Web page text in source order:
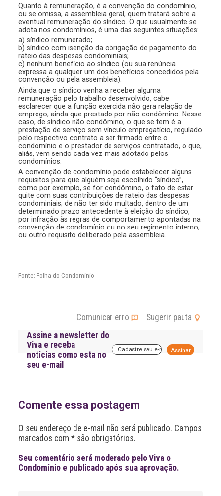
Quanto à remuneração, é a convenção do condomínio,
ou se omissa, a assembleia geral, quem tratará sobre a
eventual remuneração do síndico. O que usualmente se
adota nos condomínios, é uma das seguintes situações:
a) síndico remunerado;
b) síndico com isenção da obrigação de pagamento do
rateio das despesas condominiais;
c) nenhum benefício ao síndico (ou sua renúncia
expressa a qualquer um dos benefícios concedidos pela
convenção ou pela assembleia).
Ainda que o síndico venha a receber alguma
remuneração pelo trabalho desenvolvido, cabe
esclarecer que a função exercida não gera relação de
emprego, ainda que prestado por não condômino. Nesse
caso, de síndico não condômino, o que se tem é a
prestação de serviço sem vínculo empregatício, regulado
pelo respectivo contrato a ser firmado entre o
condomínio e o prestador de serviços contratado, o que,
aliás, vem sendo cada vez mais adotado pelos
condomínios.
A convenção de condomínio pode estabelecer alguns
requisitos para que alguém seja escolhido “síndico”,
como por exemplo, se for condômino, o fato de estar
quite com suas contribuições de rateio das despesas
condominiais; de não ter sido multado, dentro de um
determinado prazo antecedente à eleição do síndico,
por infração às regras de comportamento apontadas na
convenção de condomínio ou no seu regimento interno;
ou outro requisito deliberado pela assembleia.
Fonte: Folha do Condomínio
Comunicar erro
Sugerir pauta
Assine a newsletter do
Viva e receba
notícias como esta no
seu e-mail
i
v
Comente essa postagem
O seu endereço de e-mail não será publicado. Campos
marcados com * são obrigatórios.
Seu comentário será moderado pelo Viva o
Condomínio e publicado após sua aprovação.